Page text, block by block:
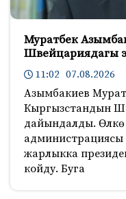
Муратбек
Швейцариядагы
11:02 07.08.2026
Азымбакиев
Кыргызстандын
дайындалды.
администрациясы
жарлыкка
койду. Буга